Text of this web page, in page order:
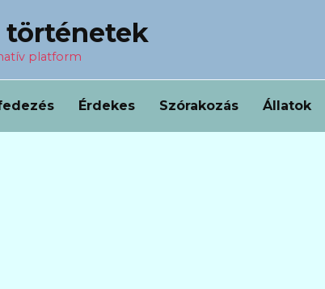
történetek
platform
Érdekes Szórakozás Állatok